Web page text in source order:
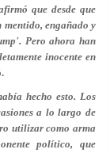
que desde que
mentido, engañado y
'. Pero ahora han
inocente en
hecho esto. Los
a lo largo de
utilizar como arma
político, que